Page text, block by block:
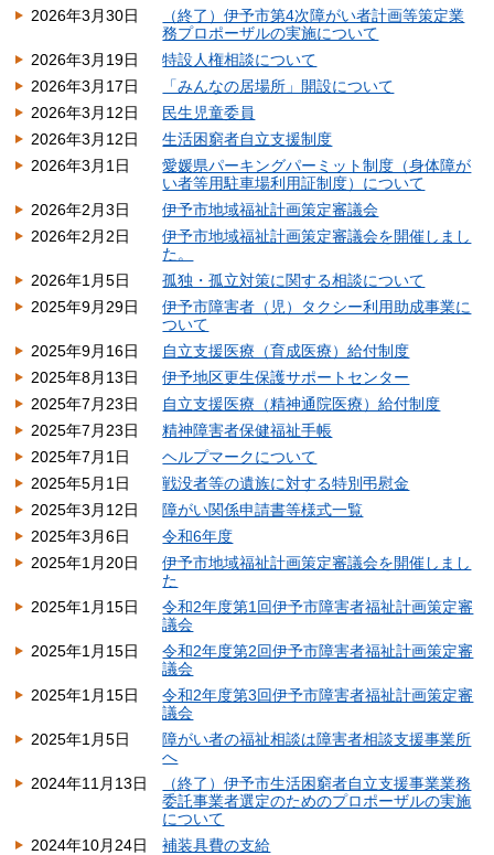
2026年3月30日
（終了）伊予市第4次障がい者計画等策定業
務プロポーザルの実施について
2026年3月19日
特設人権相談について
2026年3月17日
「みんなの居場所」開設について
2026年3月12日
民生児童委員
2026年3月12日
生活困窮者自立支援制度
2026年3月1日
愛媛県パーキングパーミット制度（身体障が
い者等用駐車場利用証制度）について
2026年2月3日
伊予市地域福祉計画策定審議会
2026年2月2日
伊予市地域福祉計画策定審議会を開催しまし
た。
2026年1月5日
孤独・孤立対策に関する相談について
2025年9月29日
伊予市障害者（児）タクシー利用助成事業に
ついて
2025年9月16日
自立支援医療（育成医療）給付制度
2025年8月13日
伊予地区更生保護サポートセンター
2025年7月23日
自立支援医療（精神通院医療）給付制度
2025年7月23日
精神障害者保健福祉手帳
2025年7月1日
ヘルプマークについて
2025年5月1日
戦没者等の遺族に対する特別弔慰金
2025年3月12日
障がい関係申請書等様式一覧
2025年3月6日
令和6年度
2025年1月20日
伊予市地域福祉計画策定審議会を開催しまし
た
2025年1月15日
令和2年度第1回伊予市障害者福祉計画策定審
議会
2025年1月15日
令和2年度第2回伊予市障害者福祉計画策定審
議会
2025年1月15日
令和2年度第3回伊予市障害者福祉計画策定審
議会
2025年1月5日
障がい者の福祉相談は障害者相談支援事業所
へ
2024年11月13日
（終了）伊予市生活困窮者自立支援事業業務
委託事業者選定のためのプロポーザルの実施
について
2024年10月24日
補装具費の支給